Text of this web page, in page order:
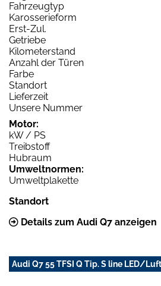
Fahrzeugtyp
Karosserieform
Erst-Zul.
Getriebe
Kilometerstand
Anzahl der Türen
Farbe
Standort
Lieferzeit
Unsere Nummer
Motor:
kW / PS
Treibstoff
Hubraum
Umweltnormen:
Umweltplakette
Standort
Details zum Audi Q7 anzeigen
Audi Q7 55 TFSI Q Tip. S line LED/